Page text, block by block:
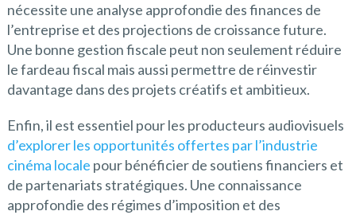
nécessite une analyse approfondie des finances de
l’entreprise et des projections de croissance future.
Une bonne gestion fiscale peut non seulement réduire
le fardeau fiscal mais aussi permettre de réinvestir
davantage dans des projets créatifs et ambitieux.
Enfin, il est essentiel pour les producteurs audiovisuels
d’explorer les opportunités offertes par l’industrie
cinéma locale pour bénéficier de soutiens financiers et
de partenariats stratégiques. Une connaissance
approfondie des régimes d’imposition et des